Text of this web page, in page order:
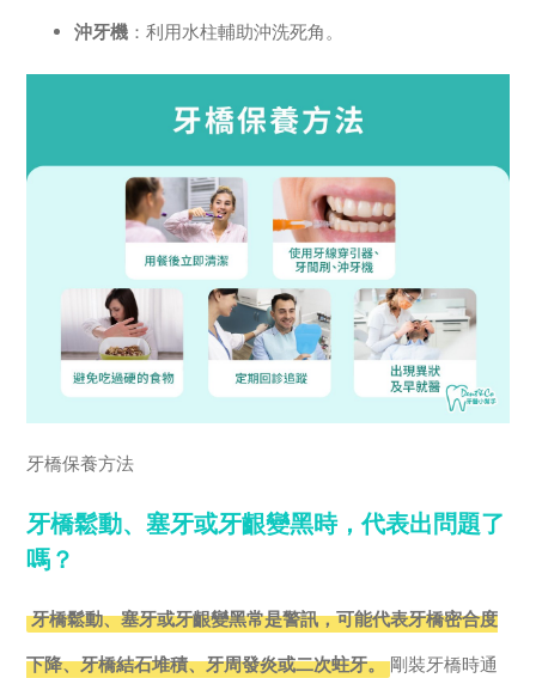
沖牙機 ：利用水柱輔助沖洗死角。
牙橋保養方法
牙橋鬆動、塞牙或牙齦變黑時，代表出問題了
嗎？
牙橋鬆動、塞牙或牙齦變黑常是警訊，可能代表牙橋密合度
下降、牙橋結石堆積、牙周發炎或二次蛀牙。 剛裝牙橋時通